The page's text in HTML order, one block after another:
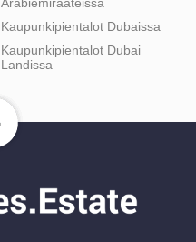
Kaupunkipientalot Dubaissa
Kaupunkipientalot Dubai
Landissa